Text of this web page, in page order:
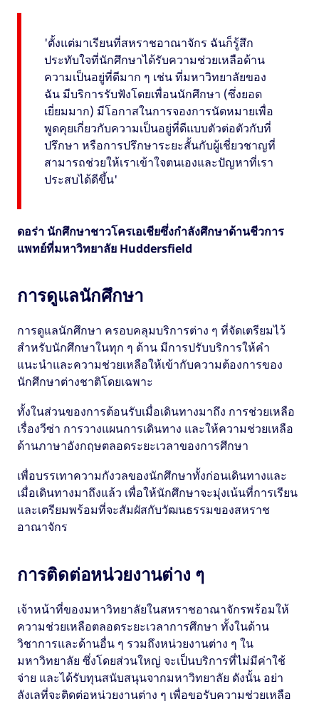
'ตั้งแต่มาเรียนที่สหราชอาณาจักร ฉันก็รู้สึก
ประทับใจที่นักศึกษาได้รับความช่วยเหลือด้าน
ความเป็นอยู่ที่ดีมาก ๆ เช่น ที่มหาวิทยาลัยของ
ฉัน มีบริการรับฟังโดยเพื่อนนักศึกษา (ซึ่งยอด
เยี่ยมมาก) มีโอกาสในการจองการนัดหมายเพื่อ
พูดคุยเกี่ยวกับความเป็นอยู่ที่ดีแบบตัวต่อตัวกับที่
ปรึกษา หรือการปรึกษาระยะสั้นกับผู้เชี่ยวชาญที่
สามารถช่วยให้เราเข้าใจตนเองและปัญหาที่เรา
ประสบได้ดีขึ้น'
ดอร่า นักศึกษาชาวโครเอเชียซึ่งกำลังศึกษาด้านชีวการ
แพทย์ที่มหาวิทยาลัย Huddersfield
การดูแลนักศึกษา
การดูแลนักศึกษา ครอบคลุมบริการต่าง ๆ ที่จัดเตรียมไว้
สำหรับนักศึกษาในทุก ๆ ด้าน มีการปรับบริการให้คำ
แนะนำและความช่วยเหลือให้เข้ากับความต้องการของ
นักศึกษาต่างชาติโดยเฉพาะ
ทั้งในส่วนของการต้อนรับเมื่อเดินทางมาถึง การช่วยเหลือ
เรื่องวีซ่า การวางแผนการเดินทาง และให้ความช่วยเหลือ
ด้านภาษาอังกฤษตลอดระยะเวลาของการศึกษา
เพื่อบรรเทาความกังวลของนักศึกษาทั้งก่อนเดินทางและ
เมื่อเดินทางมาถึงแล้ว เพื่อให้นักศึกษาจะมุ่งเน้นที่การเรียน
และเตรียมพร้อมที่จะสัมผัสกับวัฒนธรรมของสหราช
อาณาจักร
การติดต่อหน่วยงานต่าง ๆ
เจ้าหน้าที่ของมหาวิทยาลัยในสหราชอาณาจักรพร้อมให้
ความช่วยเหลือตลอดระยะเวลาการศึกษา ทั้งในด้าน
วิชาการและด้านอื่น ๆ รวมถึงหน่วยงานต่าง ๆ ใน
มหาวิทยาลัย ซึ่งโดยส่วนใหญ่ จะเป็นบริการที่ไม่มีค่าใช้
จ่าย และได้รับทุนสนับสนุนจากมหาวิทยาลัย ดังนั้น อย่า
ลังเลที่จะติดต่อหน่วยงานต่าง ๆ เพื่อขอรับความช่วยเหลือ